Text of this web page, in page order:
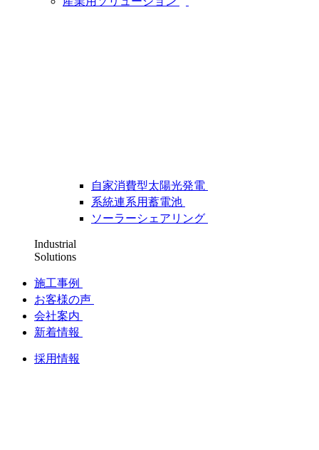
自家消費型太陽光発電
系統連系用蓄電池
ソーラーシェアリング
Industrial
Solutions
施工事例
お客様の声
会社案内
新着情報
採用情報